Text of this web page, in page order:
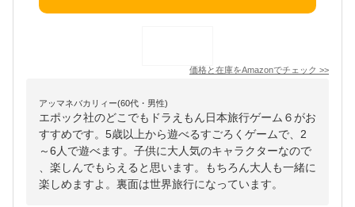
価格と在庫をAmazonでチェック >>
アッマネバカリィー(60代・男性)
エポック社のどこでもドラえもん日本旅行ゲーム６がお
すすめです。5歳以上から遊べるすごろくゲームで、2
～6人で遊べます。子供に大人気のキャラクターなので
、楽しんでもらえると思います。もちろん大人も一緒に
楽しめますよ。裏面は世界旅行になっています。